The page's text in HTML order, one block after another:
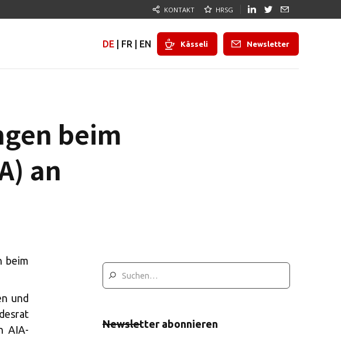
KONTAKT HRSG
DE FR EN Kässeli Newsletter
beim
an
beim
und
AIA-
Newsletter abonnieren